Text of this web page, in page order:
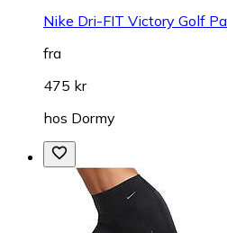
Nike Dri-FIT Victory Golf
fra
475 kr
hos Dormy